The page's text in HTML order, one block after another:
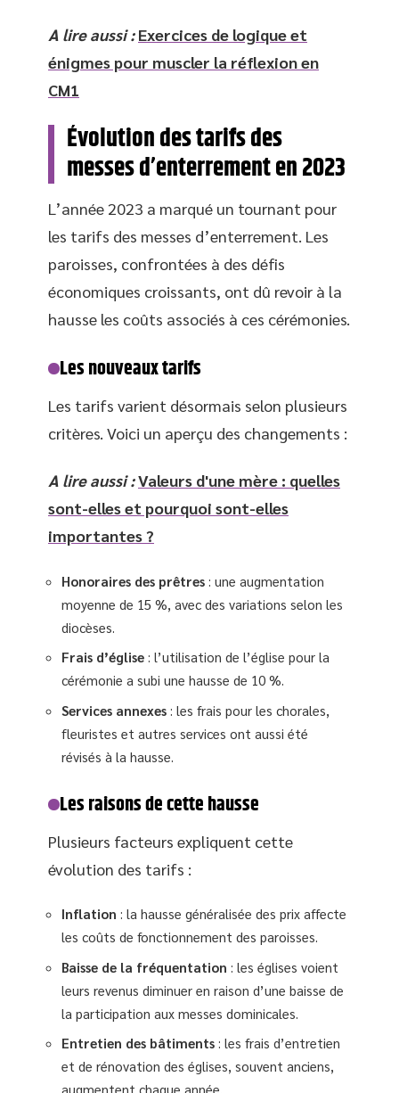
A lire aussi : Exercices de logique et
énigmes pour muscler la réflexion en
CM1
Évolution des tarifs des
messes d’enterrement en 2023
L’année 2023 a marqué un tournant pour
les tarifs des messes d’enterrement. Les
paroisses, confrontées à des défis
économiques croissants, ont dû revoir à la
hausse les coûts associés à ces cérémonies.
Les nouveaux tarifs
Les tarifs varient désormais selon plusieurs
critères. Voici un aperçu des changements :
A lire aussi :Valeurs d'une mère : quelles
sont-elles et pourquoi sont-elles
importantes ?
Honoraires des prêtres : une augmentation
moyenne de 15 %, avec des variations selon les
diocèses.
Frais d’église : l’utilisation de l’église pour la
cérémonie a subi une hausse de 10 %.
Services annexes : les frais pour les chorales,
fleuristes et autres services ont aussi été
révisés à la hausse.
Les raisons de cette hausse
Plusieurs facteurs expliquent cette
évolution des tarifs :
Inflation : la hausse généralisée des prix affecte
les coûts de fonctionnement des paroisses.
Baisse de la fréquentation : les églises voient
leurs revenus diminuer en raison d’une baisse de
la participation aux messes dominicales.
Entretien des bâtiments : les frais d’entretien
et de rénovation des églises, souvent anciens,
augmentent chaque année.